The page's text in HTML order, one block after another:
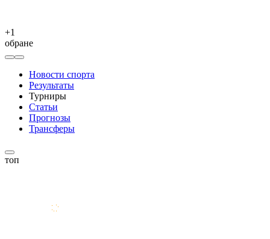
+1
обране
Новости спорта
Результаты
Турниры
Статьи
Прогнозы
Трансферы
топ